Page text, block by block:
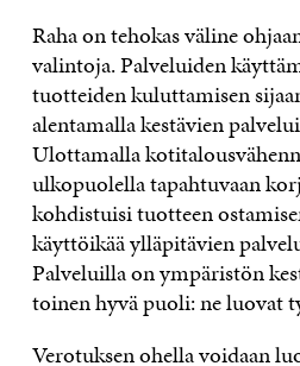
Raha on tehokas väline
valintoja. Palveluiden
tuotteiden kuluttamisen
alentamalla kestävien
Ulottamalla
ulkopuolella tapahtuvaan
kohdistuisi tuotteen
käyttöikää ylläpitävien
Palveluilla on ympäristön
toinen hyvä puoli: ne luovat
Verotuksen ohella voidaan